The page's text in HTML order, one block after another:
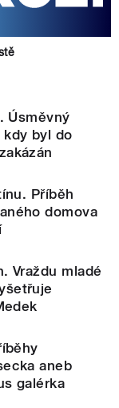
Úsměvný
kdy byl do
Příběh
domova
Vraždu mladé
aneb
galérka